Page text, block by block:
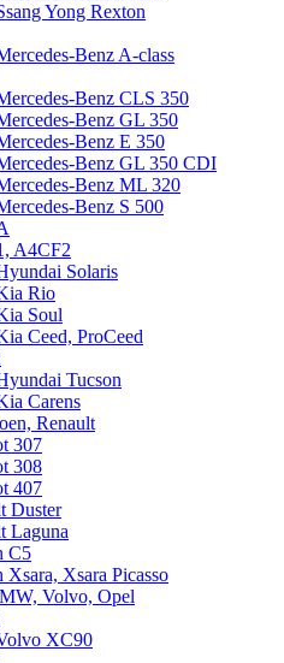
Yong Rexton
Benz A-class
Benz CLS 350
Benz GL 350
Benz E 350
Benz GL 350 CDI
Benz ML 320
Benz S 500
A4CF2
Solaris
Rio
Soul
Ceed, ProCeed
Tucson
Carens
Renault
307
308
407
Duster
Laguna
C5
Xsara, Xsara Picasso
Volvo, Opel
XC90